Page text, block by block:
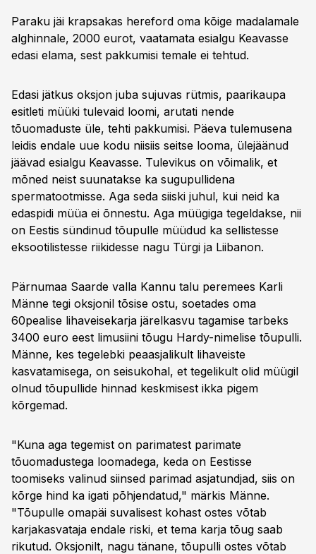
Paraku jäi krapsakas hereford oma kõige madalamale
alghinnale, 2000 eurot, vaatamata esialgu Keavasse
edasi elama, sest pakkumisi temale ei tehtud.
Edasi jätkus oksjon juba sujuvas rütmis, paarikaupa
esitleti müüki tulevaid loomi, arutati nende
tõuomaduste üle, tehti pakkumisi. Päeva tulemusena
leidis endale uue kodu niisiis seitse looma, ülejäänud
jäävad esialgu Keavasse. Tulevikus on võimalik, et
mõned neist suunatakse ka sugupullidena
spermatootmisse. Aga seda siiski juhul, kui neid ka
edaspidi müüa ei õnnestu. Aga müügiga tegeldakse, nii
on Eestis sündinud tõupulle müüdud ka sellistesse
eksootilistesse riikidesse nagu Türgi ja Liibanon.
Pärnumaa Saarde valla Kannu talu peremees Karli
Männe tegi oksjonil tõsise ostu, soetades oma
60pealise lihaveisekarja järelkasvu tagamise tarbeks
3400 euro eest limusiini tõugu Hardy-nimelise tõupulli.
Männe, kes tegelebki peaasjalikult lihaveiste
kasvatamisega, on seisukohal, et tegelikult olid müügil
olnud tõupullide hinnad keskmisest ikka pigem
kõrgemad.
"Kuna aga tegemist on parimatest parimate
tõuomadustega loomadega, keda on Eestisse
toomiseks valinud siinsed parimad asjatundjad, siis on
kõrge hind ka igati põhjendatud," märkis Männe.
"Tõupulle omapäi suvalisest kohast ostes võtab
karjakasvataja endale riski, et tema karja tõug saab
rikutud. Oksjonilt, nagu tänane, tõupulli ostes võtab